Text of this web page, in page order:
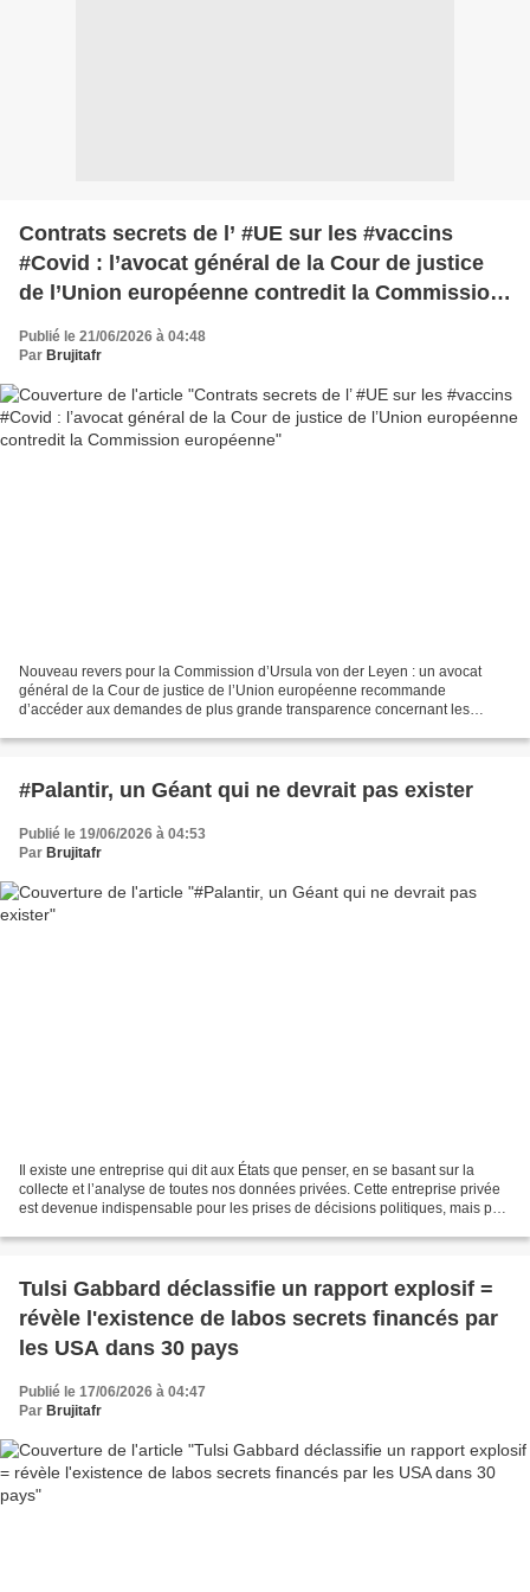
Contrats secrets de l’ #UE sur les #vaccins
#Covid : l’avocat général de la Cour de justice
de l’Union européenne contredit la Commission
Publié le 21/06/2026 à 04:48
Par Brujitafr
Nouveau revers pour la Commission d’Ursula von der Leyen : un avocat
général de la Cour de justice de l’Union européenne recommande
d’accéder aux demandes de plus grande transparence concernant les
#Palantir, un Géant qui ne devrait pas exister
Publié le 19/06/2026 à 04:53
Par Brujitafr
Il existe une entreprise qui dit aux États que penser, en se basant sur la
collecte et l’analyse de toutes nos données privées. Cette entreprise privée
est devenue indispensable pour les prises de décisions politiques, mais pas
Tulsi Gabbard déclassifie un rapport explosif =
révèle l'existence de labos secrets financés par
les USA dans 30 pays
Publié le 17/06/2026 à 04:47
Par Brujitafr